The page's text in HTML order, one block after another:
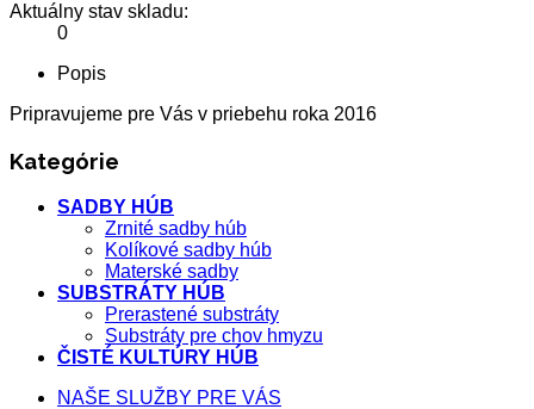
Aktuálny stav skladu:
0
Popis
Pripravujeme pre Vás v priebehu roka 2016
Kategórie
SADBY HÚB
Zrnité sadby húb
Kolíkové sadby húb
Materské sadby
SUBSTRÁTY HÚB
Prerastené substráty
Substráty pre chov hmyzu
ČISTÉ KULTÚRY HÚB
NAŠE SLUŽBY PRE VÁS